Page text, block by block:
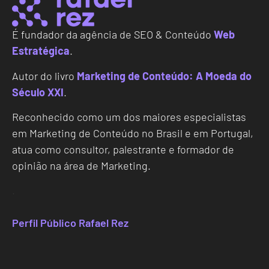
É fundador da agência de SEO & Conteúdo Web
Estratégica.
Autor do livro Marketing de Conteúdo: A Moeda do
Século XXI.
Reconhecido como um dos maiores especialistas
em Marketing de Conteúdo no Brasil e em Portugal,
atua como consultor, palestrante e formador de
opinião na área de Marketing.
Perfil Público Rafael Rez